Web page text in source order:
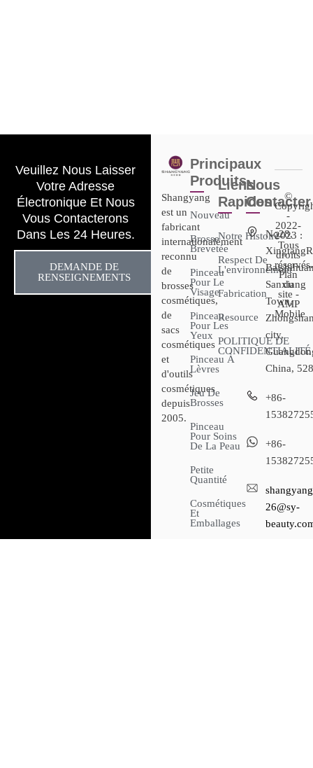
Veuillez Nous Laisser
Votre Adresse
Électronique Et Nous
Vous Contacterons
Dans Les 24 Heures.
DEMANDE DE
RENSEIGNEMENTS
Shangyang
est un
fabricant
internationalement
reconnu
de
brosses
cosmétiques,
de
sacs
cosmétiques
et
d'outils
cosmétiques
depuis
2005.
Principaux
Produits
Nouveau
Brosse
Brevetée
Pinceau
Pour Le
Visage
Pinceau
Pour Les
Yeux
Pinceau À
Lèvres
Jeu De
Brosses
Pinceau
Pour Soins
De La Peau
Petite
Quantité
Cosmétiques
Et
Emballages
Liens
Rapides
Notre Histoire
Respect De
L'environnement
Fabrication
Resource
POLITIQUE DE
CONFIDENTIALITÉ
Nous
Contacter
No28,
Sanxiang
Town,
city,
China,
+86-
+86-
26@sy-
©
-
2022-
2023 :
Tous
droits
réservés.
Plan
du
site -
AMP
Mobile